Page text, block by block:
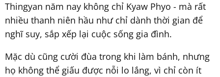
Thingyan năm nay không chỉ Kyaw Phyo - mà rất
nhiều thanh niên hầu như chỉ dành thời gian để
nghĩ suy, sắp xếp lại cuộc sống gia đình.
Mặc dù cũng cười đùa trong khi làm bánh, nhưng
họ không thể giấu được nỗi lo lắng, vì chỉ còn ít